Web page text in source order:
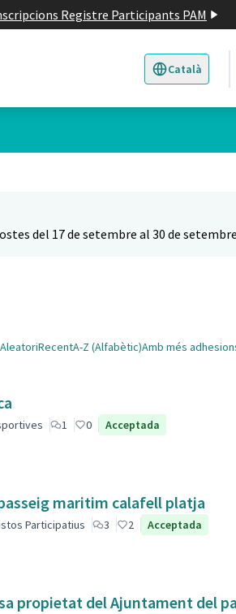
Registre Participants PAM
Català
Triar la llengua
del 17 de setembre al 30 de
AleatoriRecentA-Z (Alfabètic)Amb més
1 0 Acceptada
maritim calafell platja
Participatius 3 2 Acceptada
propietat del Ajuntament del